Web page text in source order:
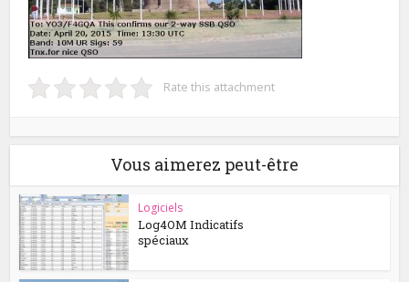
Rate this attachment
Vous aimerez peut-être
Logiciels
Log4OM Indicatifs
spéciaux